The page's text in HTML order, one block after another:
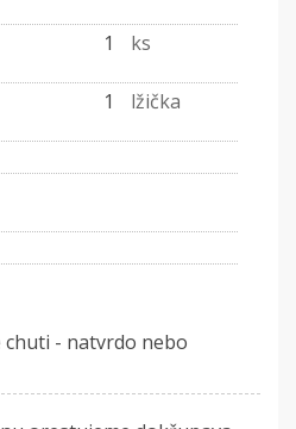
1
ks
1
lžička
chuti - natvrdo nebo